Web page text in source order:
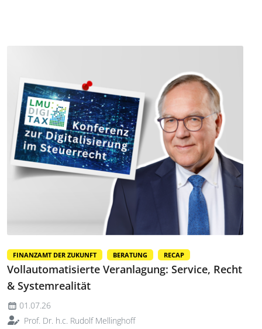
FINANZAMT DER ZUKUNFT BERATUNG RECAP
Vollautomatisierte Veranlagung: Service, Recht
& Systemrealität
01.07.26
Prof. Dr. h.c. Rudolf Mellinghoff